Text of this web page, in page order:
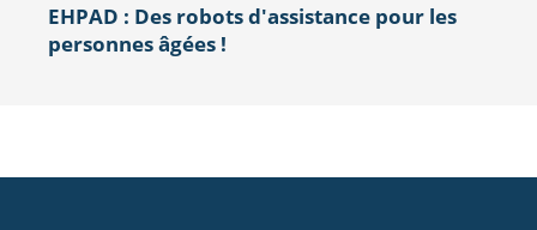
EHPAD : Des robots d'assistance pour les
personnes âgées !